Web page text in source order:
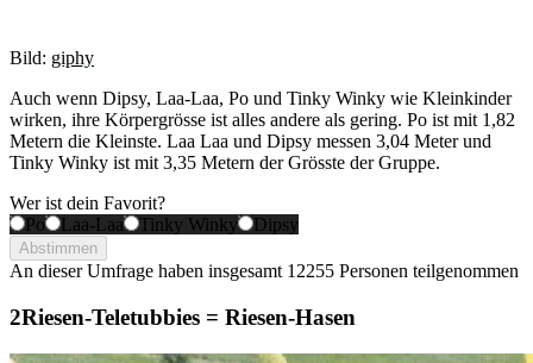
Bild: giphy
Auch wenn Dipsy, Laa-Laa, Po und Tinky Winky wie Kleinkinder
wirken, ihre Körpergrösse ist alles andere als gering. Po ist mit 1,82
Metern die Kleinste. Laa Laa und Dipsy messen 3,04 Meter und
Tinky Winky ist mit 3,35 Metern der Grösste der Gruppe.
Wer ist dein Favorit?
Po
Laa-Laa Tinky Winky Dipsy
Abstimmen
An dieser Umfrage haben insgesamt 12255 Personen teilgenommen
Riesen-Teletubbies = Riesen-Hasen